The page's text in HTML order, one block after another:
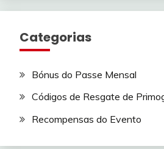
Categorias
Bónus do Passe Mensal
Códigos de Resgate de
Recompensas do Evento